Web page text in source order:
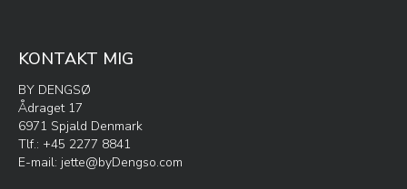
KONTAKT MIG
BY DENGSØ
Ådraget 17
6971 Spjald Denmark
Tlf.: +45 2277 8841
E-mail: jette@byDengso.com